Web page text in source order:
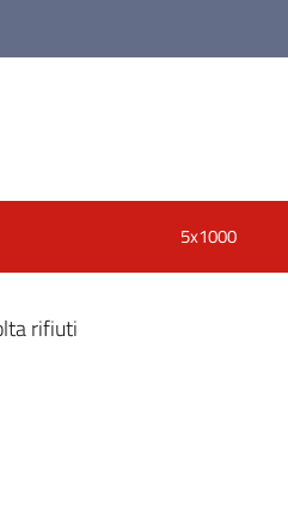
5x1000
rifiuti